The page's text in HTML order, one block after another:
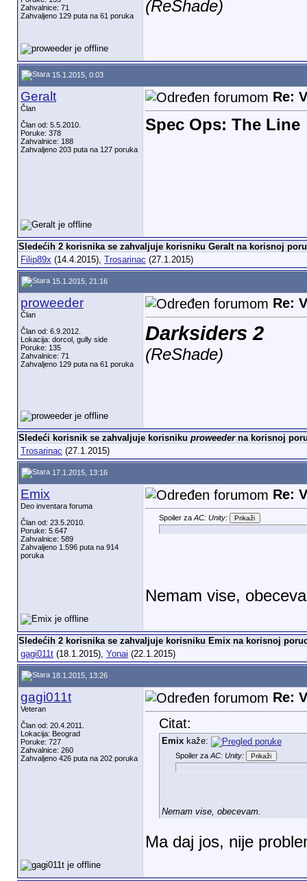
Zahvalnice: 71
Zahvaljeno 129 puta na 61 poruka
(ReShade)
15.1.2015, 0:03
Geralt
Član
Član od: 5.5.2010.
Poruke: 378
Zahvalnice: 188
Zahvaljeno 203 puta na 127 poruka
Re:
Spec Ops: The Line
Sledećih 2 korisnika se zahvaljuje korisniku Geralt na korisnoj
Filip89x (14.4.2015), Trosarinac (27.1.2015)
15.1.2015, 21:16
proweeder
Član
Član od: 6.9.2012.
Lokacija: dorcol, gully side
Poruke: 135
Zahvalnice: 71
Zahvaljeno 129 puta na 61 poruka
Re:
Darksiders 2
(ReShade)
Sledeći korisnik se zahvaljuje korisniku proweederna korisnoj
Trosarinac (27.1.2015)
17.1.2015, 13:16
Emix
Deo inventara foruma
Član od: 23.5.2010.
Poruke: 5.647
Zahvalnice: 589
Zahvaljeno 1.596 puta na 914
poruka
Re:
Spoiler zaAC: Unity:
Nemam vise,
Sledećih 2 korisnika se zahvaljuje korisniku Emix na korisnoj
gagi011t(18.1.2015), Yonai (22.1.2015)
18.1.2015, 13:26
gagi011t
Veteran
Član od: 20.4.2011.
Lokacija: Beograd
Poruke: 727
Zahvalnice: 260
Zahvaljeno 426 puta na 202 poruka
Re:
Citat:
Emixkaže:
Spoiler za AC: Unity:
Nemam vise, obecevam.
Ma daj jos, nije